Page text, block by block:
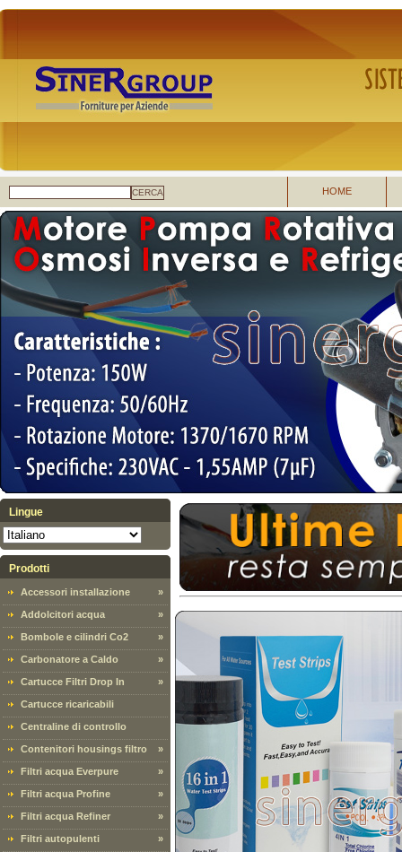
CERCA HOME
Lingue
Prodotti
Accessori installazione »
Addolcitori acqua »
Bombole e cilindri Co2 »
Carbonatore a Caldo »
Cartucce Filtri Drop In »
Cartucce ricaricabili
Centraline di controllo
Contenitori housings filtro »
Filtri acqua Everpure »
Filtri acqua Profine »
Filtri acqua Refiner »
Filtri autopulenti »